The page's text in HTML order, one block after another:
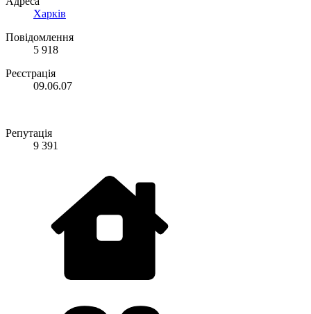
Харків
Повідомлення
5 918
Реєстрація
09.06.07
Репутація
9 391